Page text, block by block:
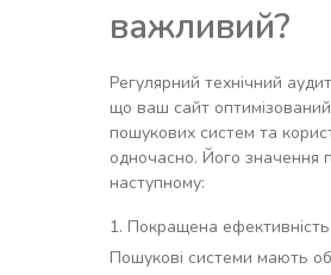
важливий?
Регулярний технічний
що ваш сайт
пошукових систем та
одночасно. Його значення
наступному:
Покращена ефективність
Пошукові системи мають